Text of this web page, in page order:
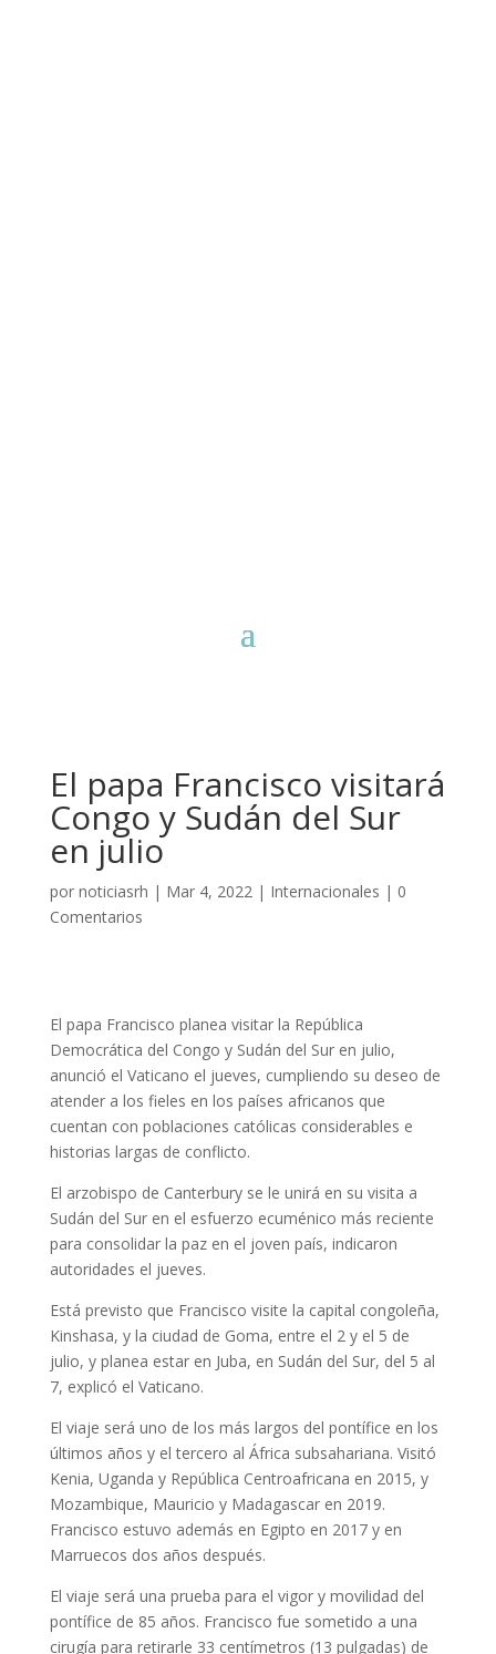
El papa Francisco visitará
Congo y Sudán del Sur
en julio
por noticiasrh | Mar 4, 2022| Internacionales | 0
Comentarios
El papa Francisco planea visitar la República
Democrática del Congo y Sudán del Sur en julio,
anunció el Vaticano el jueves, cumpliendo su deseo de
atender a los fieles en los países africanos que
cuentan con poblaciones católicas considerables e
historias largas de conflicto.
El arzobispo de Canterbury se le unirá en su visita a
Sudán del Sur en el esfuerzo ecuménico más reciente
para consolidar la paz en el joven país, indicaron
autoridades el jueves.
Está previsto que Francisco visite la capital congoleña,
Kinshasa, y la ciudad de Goma, entre el 2 y el 5 de
julio, y planea estar en Juba, en Sudán del Sur, del 5 al
7, explicó el Vaticano.
El viaje será uno de los más largos del pontífice en los
últimos años y el tercero al África subsahariana. Visitó
Kenia, Uganda y República Centroafricana en 2015, y
Mozambique, Mauricio y Madagascar en 2019.
Francisco estuvo además en Egipto en 2017 y en
Marruecos dos años después.
El viaje será una prueba para el vigor y movilidad del
pontífice de 85 años. Francisco fue sometido a una
cirugía para retirarle 33 centímetros (13 pulgadas) de